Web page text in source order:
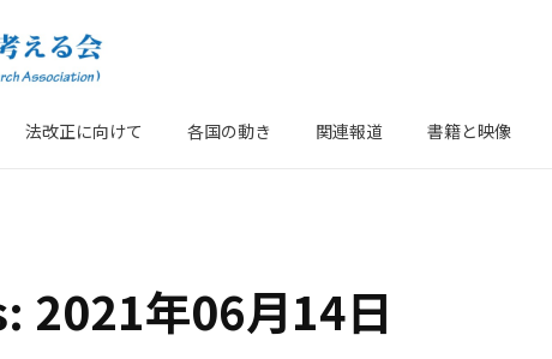
法改正に向けて 各国の動き 関連報道 書籍と映像
2021年06月14日